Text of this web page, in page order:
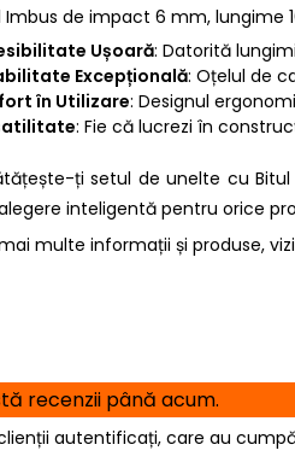
Imbus de impact 6 mm, lungime
Ușoară: Datorită
Excepțională: Oțelul de
în Utilizare: Designul
: Fie că lucrezi în
ți setul de unelte cu Bitul
inteligentă pentru orice
multe informații și produse,
recenzii până acum.
autentificați, care au